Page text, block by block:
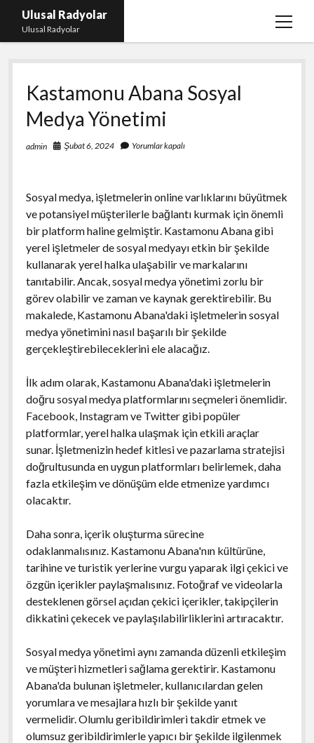
Ulusal Radyolar
Ulusal Radyolar
menüyü
Ana Başlık: Discord Instagram Botu
Instagram Beğeni Kazanma Ücretsiz
Liste
Sayfa Listesi
Kastamonu Abana Sosyal
Medya Yönetimi
admin Şubat 6, 2024 Yorumlar kapalı
Sosyal medya, işletmelerin online varlıklarını büyütmek
ve potansiyel müşterilerle bağlantı kurmak için önemli
bir platform haline gelmiştir. Kastamonu Abana gibi
yerel işletmeler de sosyal medyayı etkin bir şekilde
kullanarak yerel halka ulaşabilir ve markalarını
tanıtabilir. Ancak, sosyal medya yönetimi zorlu bir
görev olabilir ve zaman ve kaynak gerektirebilir. Bu
makalede, Kastamonu Abana'daki işletmelerin sosyal
medya yönetimini nasıl başarılı bir şekilde
gerçekleştirebileceklerini ele alacağız.
İlk adım olarak, Kastamonu Abana'daki işletmelerin
doğru sosyal medya platformlarını seçmeleri önemlidir.
Facebook, Instagram ve Twitter gibi popüler
platformlar, yerel halka ulaşmak için etkili araçlar
sunar. İşletmenizin hedef kitlesi ve pazarlama stratejisi
doğrultusunda en uygun platformları belirlemek, daha
fazla etkileşim ve dönüşüm elde etmenize yardımcı
olacaktır.
Daha sonra, içerik oluşturma sürecine
odaklanmalısınız. Kastamonu Abana'nın kültürüne,
tarihine ve turistik yerlerine vurgu yaparak ilgi çekici ve
özgün içerikler paylaşmalısınız. Fotoğraf ve videolarla
desteklenen görsel açıdan çekici içerikler, takipçilerin
dikkatini çekecek ve paylaşılabilirliklerini artıracaktır.
Sosyal medya yönetimi aynı zamanda düzenli etkileşim
ve müşteri hizmetleri sağlama gerektirir. Kastamonu
Abana'da bulunan işletmeler, kullanıcılardan gelen
yorumlara ve mesajlara hızlı bir şekilde yanıt
vermelidir. Olumlu geribildirimleri takdir etmek ve
olumsuz geribildirimlerle yapıcı bir şekilde ilgilenmek